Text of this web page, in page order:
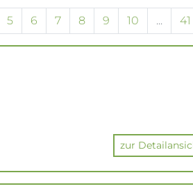
5 6 7 8 9 10 ... 41
zur